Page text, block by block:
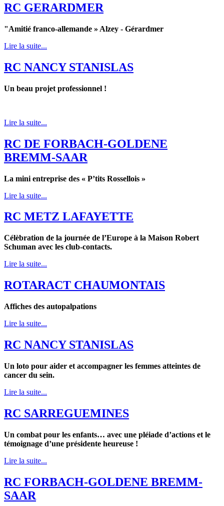
RC GERARDMER
"Amitié franco-allemande » Alzey - Gérardmer
Lire la suite...
RC NANCY STANISLAS
Un beau projet professionnel !
Lire la suite...
RC DE FORBACH-GOLDENE
BREMM-SAAR
La mini entreprise des « P’tits Rossellois »
Lire la suite...
RC METZ LAFAYETTE
Célèbration de la journée de l’Europe à la Maison Robert
Schuman avec les club-contacts.
Lire la suite...
ROTARACT CHAUMONTAIS
Affiches des autopalpations
Lire la suite...
RC NANCY STANISLAS
Un loto pour aider et accompagner les femmes atteintes de
cancer du sein.
Lire la suite...
RC SARREGUEMINES
Un combat pour les enfants… avec une pléiade d’actions et le
témoignage d’une présidente heureuse !
Lire la suite...
RC FORBACH-GOLDENE BREMM-
SAAR